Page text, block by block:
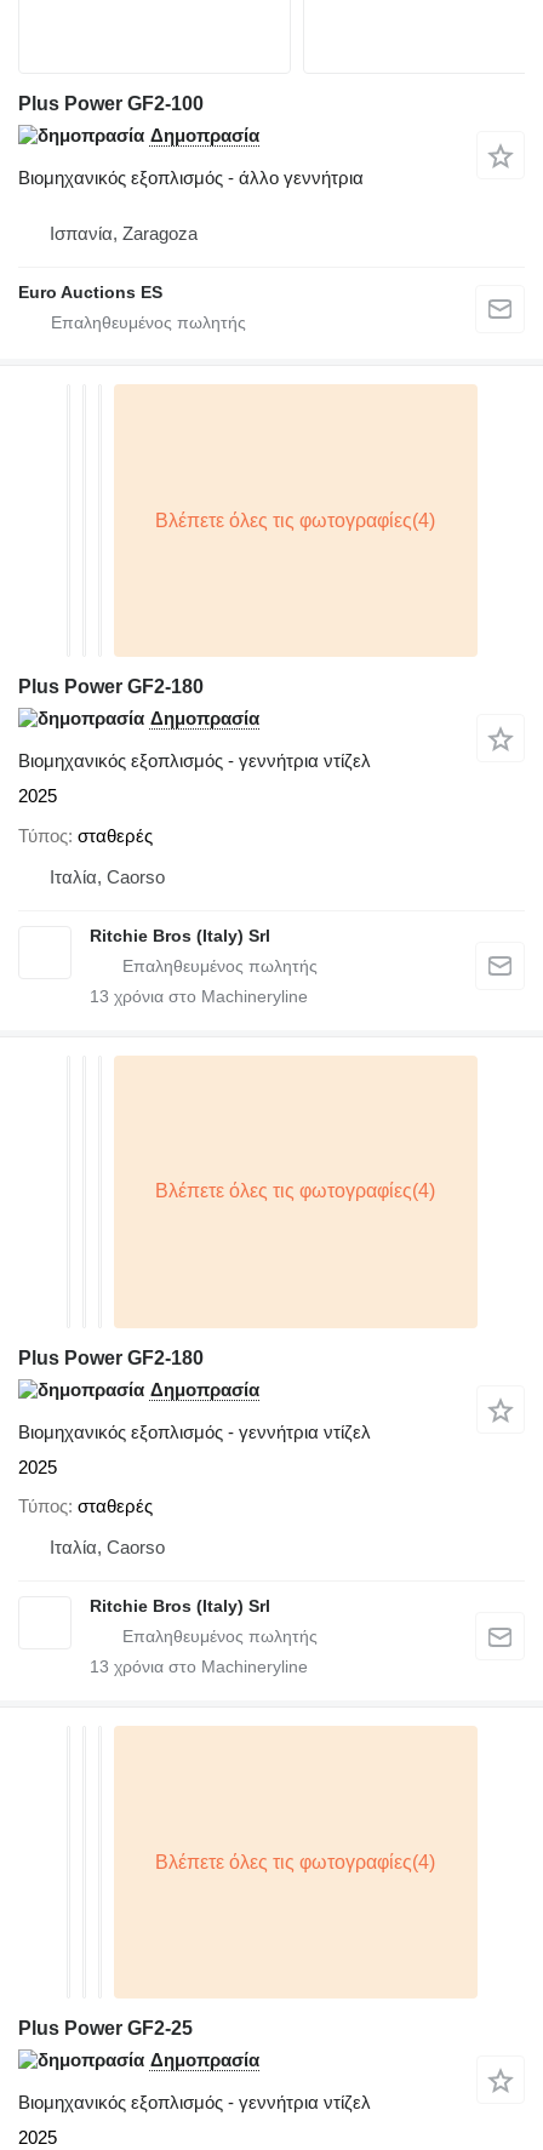
Plus Power GF2-100
Δημοπρασία
Βιομηχανικός εξοπλισμός - άλλο γεννήτρια
Ισπανία, Zaragoza
Euro Auctions ES
Plus Power GF2-180
Δημοπρασία
Βιομηχανικός εξοπλισμός - γεννήτρια ντίζελ
2025
Τύπος σταθερές
Ιταλία, Caorso
Ritchie Bros (Italy) Srl
13 χρόνια στο Machineryline
Plus Power GF2-180
Δημοπρασία
Βιομηχανικός εξοπλισμός - γεννήτρια ντίζελ
2025
Τύπος σταθερές
Ιταλία, Caorso
Ritchie Bros (Italy) Srl
13 χρόνια στο Machineryline
Plus Power GF2-25
Δημοπρασία
Βιομηχανικός εξοπλισμός - γεννήτρια ντίζελ
2025